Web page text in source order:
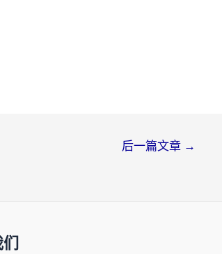
后一篇文章 →